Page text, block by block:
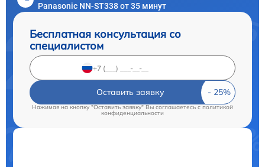
Panasonic NN-ST338 от 35 минут
Бесплатная консультация со
специалистом
Оставить заявку
Нажимая на кнопку "Оставить заявку" Вы соглашаетесь cполитикой
конфиденциальности